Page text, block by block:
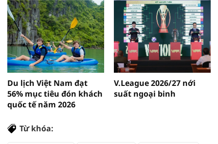
Du lịch Việt Nam đạt
56% mục tiêu đón khách
quốc tế năm 2026
V.League 2026/27 nới
suất ngoại binh
Từ khóa: